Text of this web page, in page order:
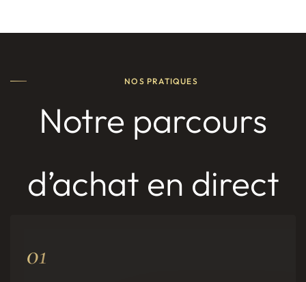
NOS PRATIQUES
Notre parcours
d’achat en direct
01